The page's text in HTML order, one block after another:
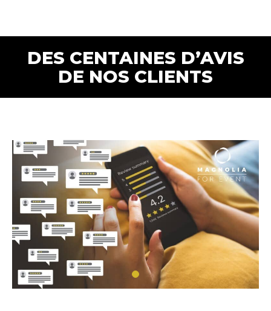
DES CENTAINES D’AVIS
DE NOS CLIENTS